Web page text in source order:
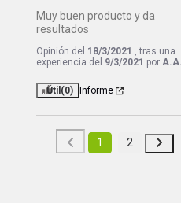
Muy buen producto y da
resultados
Opinión del 18/3/2021 , tras una
experiencia del 9/3/2021 por
Útil (0) Informe
1 2